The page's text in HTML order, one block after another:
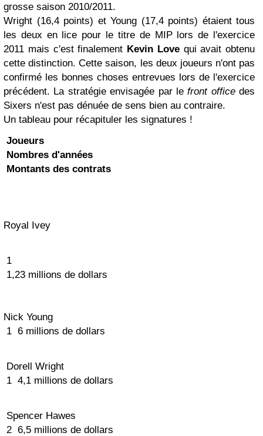
grosse saison 2010/2011.
Wright (16,4 points) et Young (17,4 points) étaient tous
les deux en lice pour le titre de MIP lors de l'exercice
2011 mais c'est finalement Kevin Lovequi avait obtenu
cette distinction. Cette saison, les deux joueurs n'ont pas
confirmé les bonnes choses entrevues lors de l'exercice
précédent. La stratégie envisagée par lefront office des
Sixers n'est pas dénuée de sens bien au contraire.
Un tableau pour récapituler les signatures !
Joueurs
Nombres d'années
Montants des contrats
Royal Ivey
1
1,23 millions de dollars
Nick Young
1 6 millions de dollars
Dorell Wright
1 4,1 millions de dollars
Spencer Hawes
2 6,5 millions de dollars